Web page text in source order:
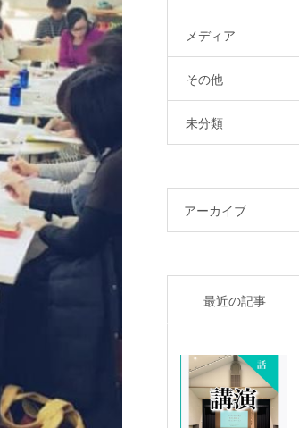
メディア
その他
未分類
アーカイブ
最近の記事